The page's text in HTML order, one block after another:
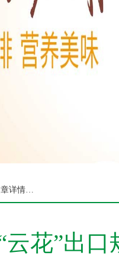
章详情…
云花”出